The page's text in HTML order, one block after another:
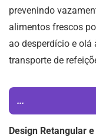
prevenindo
alimentos frescos
ao desperdício e olá
transporte de
...
Design Retangular